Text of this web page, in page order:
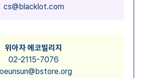
cs@blacklot.com
위아자 에코빌리지
02-2115-7076